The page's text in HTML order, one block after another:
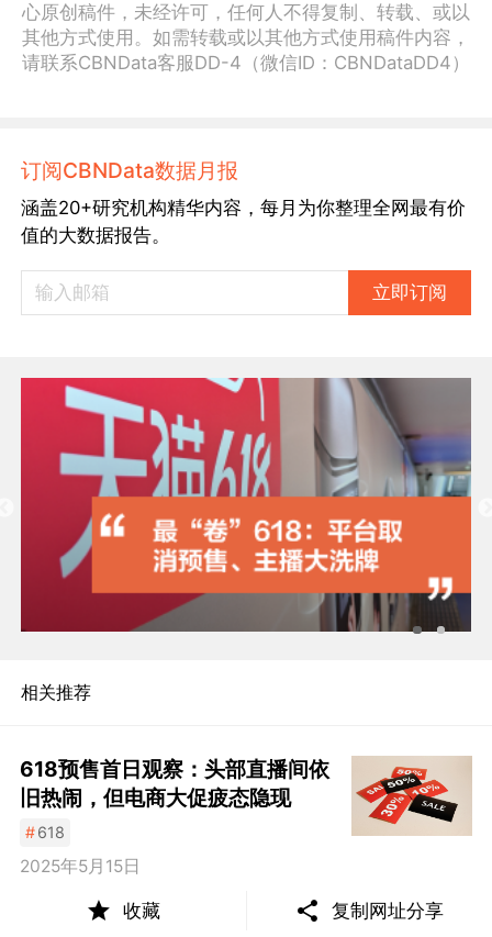
心原创稿件，未经许可，任何人不得复制、转载、或以
其他方式使用。如需转载或以其他方式使用稿件内容，
请联系CBNData客服DD-4（微信ID：CBNDataDD4）
订阅CBNData数据月报
涵盖20+研究机构精华内容，每月为你整理全网最有价
值的大数据报告。
立即订阅
相关推荐
618预售首日观察：头部直播间依
旧热闹，但电商大促疲态隐现
#618
2025年5月15日
收藏 复制网址分享